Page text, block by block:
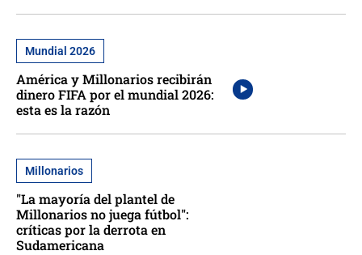
Mundial 2026
América y Millonarios recibirán
dinero FIFA por el mundial 2026:
esta es la razón
Millonarios
"La mayoría del plantel de
Millonarios no juega fútbol":
críticas por la derrota en
Sudamericana